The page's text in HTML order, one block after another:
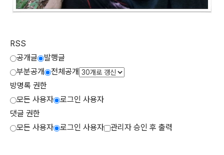
RSS
공개글
발행글
부분공개
전체공개
방명록 권한
모든 사용자
로그인 사용자
댓글 권한
모든 사용자
로그인 사용자 관리자 승인 후 출력